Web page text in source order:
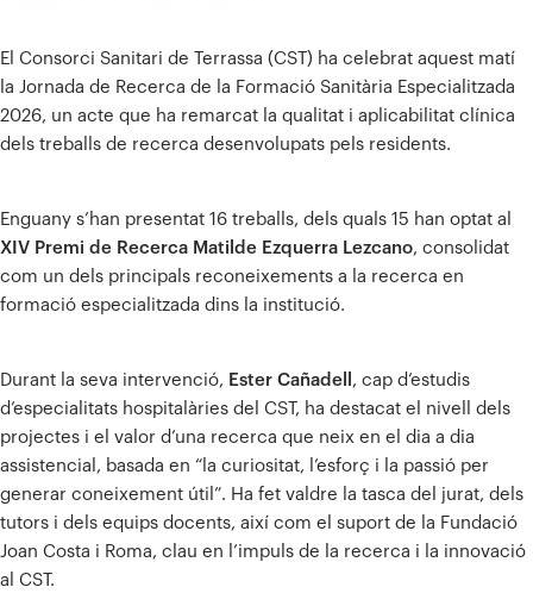
El Consorci Sanitari de Terrassa (CST) ha celebrat aquest matí
la Jornada de Recerca de la Formació Sanitària Especialitzada
2026, un acte que ha remarcat la qualitat i aplicabilitat clínica
dels treballs de recerca desenvolupats pels residents.
Enguany s’han presentat 16 treballs, dels quals 15 han optat al
XIV Premi de Recerca Matilde Ezquerra Lezcano, consolidat
com un dels principals reconeixements a la recerca en
formació especialitzada dins la institució.
Durant la seva intervenció, Ester Cañadell , cap d’estudis
d’especialitats hospitalàries del CST, ha destacat el nivell dels
projectes i el valor d’una recerca que neix en el dia a dia
assistencial, basada en “la curiositat, l’esforç i la passió per
generar coneixement útil”. Ha fet valdre la tasca del jurat, dels
tutors i dels equips docents, així com el suport de la Fundació
Joan Costa i Roma, clau en l’impuls de la recerca i la innovació
al CST.